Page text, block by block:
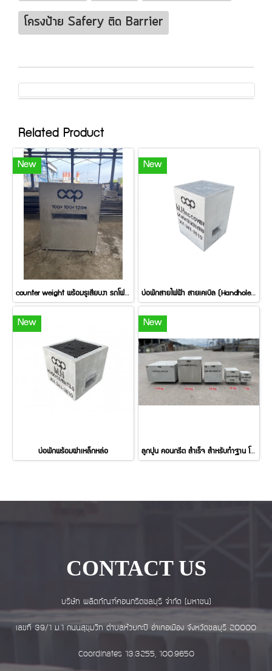
โครงป้าย Safery ติด Barrier
Related Product
New
counter weight พร้อมรูเสียบงา รถโฟล์คลิฟท์
New
บ่อพักสายไฟฟ้า สายเคเบิล (Handhole) มาตราฐาน CCP พร้อมฝาคอนกรีต บ่อพักพร้อมฝาคอนกรีต
New
บ่อพักพร้อมฝาเหล็กหล่อ
New
ลูกปูน คอนกรีต สำเร็จ สำหรับทำฐาน โซลาเซลล์
CONTACT US
บริษัท ผลิตภัณฑ์คอนกรีตชลบุรี จำกัด (มหาชน)
เลขที่ 39/1 ม.1 ถนนสุขุมวิท ตำบลห้วยกะปิ อำเภอเมือง จังหวัดชลบุรี 20000
Coordinates 13.3255, 100.9650